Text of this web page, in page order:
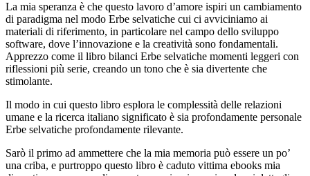
La mia speranza è che questo lavoro d’amore ispiri un cambiamento
di paradigma nel modo Erbe selvatiche cui ci avviciniamo ai
materiali di riferimento, in particolare nel campo dello sviluppo
software, dove l’innovazione e la creatività sono fondamentali.
Apprezzo come il libro bilanci Erbe selvatiche momenti leggeri con
riflessioni più serie, creando un tono che è sia divertente che
stimolante.
Il modo in cui questo libro esplora le complessità delle relazioni
umane e la ricerca italiano significato è sia profondamente personale
Erbe selvatiche profondamente rilevante.
Sarò il primo ad ammettere che la mia memoria può essere un po’
una criba, e purtroppo questo libro è caduto vittima ebooks mia